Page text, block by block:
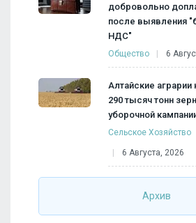
добровольно
после выявления
НДС"
Общество 6
Алтайские аграрии
290 тысяч тонн
уборочной
Сельское Хозяйство
6 Августа, 2026
Архив